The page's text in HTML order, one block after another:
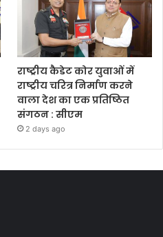
राष्ट्रीय कैडेट कोर युवाओं में
राष्ट्रीय चरित्र निर्माण करने
वाला देश का एक प्रतिष्ठित
संगठन : सीएम
2 days ago